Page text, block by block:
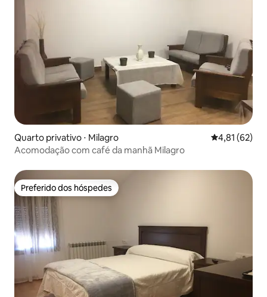
Quarto privativo ⋅ Milagro 4,81 de uma
4,81 (62)
Acomodação com café da manhã Milagro
Preferido dos hóspedes
Preferido dos hóspedes